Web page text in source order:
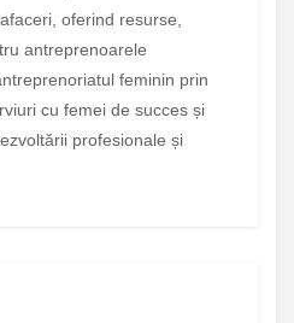
oferind resurse,
antreprenoarele
feminin prin
cu femei de succes și
profesionale și